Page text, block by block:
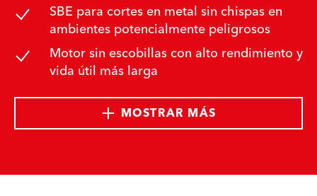
SBE para cortes en metal sin chispas en
ambientes potencialmente peligrosos
Motor sin escobillas con alto rendimiento y
vida útil más larga
MOSTRAR MÁS